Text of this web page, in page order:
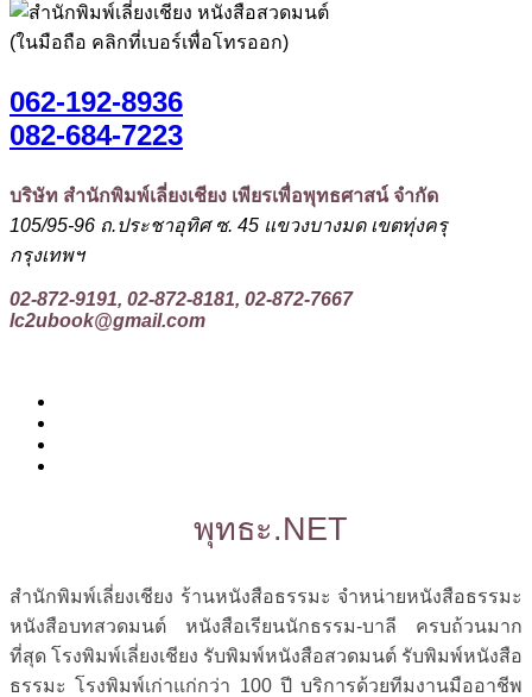
(ในมือถือ คลิกที่เบอร์เพื่อโทรออก)
062-192-8936
082-684-7223
บริษัท สำนักพิมพ์เลี่ยงเชียง เพียรเพื่อพุทธศาสน์ จำกัด
105/95-96 ถ.ประชาอุทิศ ซ. 45 แขวงบางมด เขตทุ่งครุ
กรุงเทพฯ
02-872-9191, 02-872-8181, 02-872-7667
lc2ubook@gmail.com
พุทธะ.NET
สำนักพิมพ์เลี่ยงเชียง ร้านหนังสือธรรมะ จำหน่ายหนังสือธรรมะ
หนังสือบทสวดมนต์ หนังสือเรียนนักธรรม-บาลี ครบถ้วนมาก
ที่สุด โรงพิมพ์เลี่ยงเชียง รับพิมพ์หนังสือสวดมนต์ รับพิมพ์หนังสือ
ธรรมะ โรงพิมพ์เก่าแก่กว่า 100 ปี บริการด้วยทีมงานมืออาชีพ